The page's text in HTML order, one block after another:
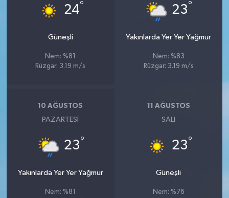
24°
Güneşli
Nem: %81
Rüzgar: 3.19 m/s
23°
Yakınlarda Yer Yer Yağmur
Nem: %83
Rüzgar: 3.19 m/s
10 AĞUSTOS
PAZARTESI
23°
Yakınlarda Yer Yer Yağmur
Nem: %81
11 AĞUSTOS
SALI
23°
Güneşli
Nem: %76